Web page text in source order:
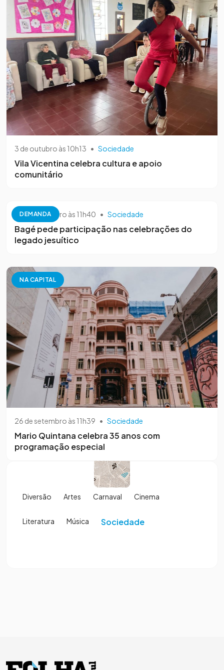
3 de outubro às 10h13 • Sociedade
Vila Vicentina celebra cultura e apoio
comunitário
DEMANDA
26 de setembro às 11h40 • Sociedade
Bagé pede participação nas celebrações do
legado jesuítico
NA CAPITAL
26 de setembro às 11h39 • Sociedade
Mario Quintana celebra 35 anos com
programação especial
Diversão Artes Carnaval Cinema
Literatura Música Sociedade